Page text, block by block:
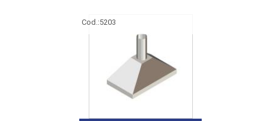
Cod.:5203